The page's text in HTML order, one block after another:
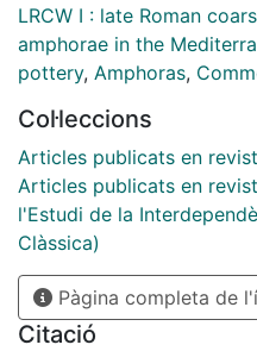
abordan cuestiones
económicos, culturales y
creación de unos
LRCW I : late Roman
amphorae in the
pottery, Amphoras,
Col·leccions
Articles publicats en
Articles publicats en
l'Estudi de la
Clàssica)
Pàgina completa de
Citació